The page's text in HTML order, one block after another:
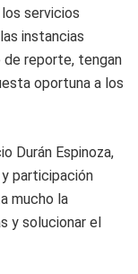
servicios
instancias
de reporte, tengan
oportuna a los
Durán Espinoza,
participación
mucho la
y solucionar el